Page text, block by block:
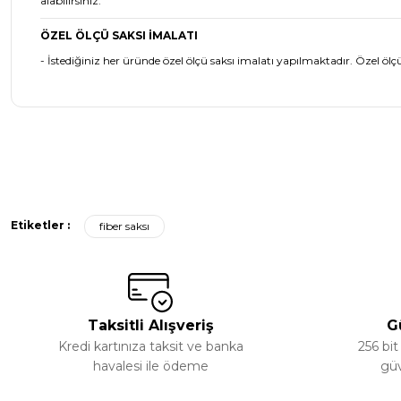
ÖZEL ÖLÇÜ SAKSI İMALATI
- İstediğiniz her üründe özel ölçü saksı imalatı yapılmaktadır. Özel
Ürün resmi kalitesiz, bozuk veya görüntülenemiyor.
Ürün bilgilerinde hatalar bulunuyor.
Ürün fiyatı diğer sitelerden daha pahalı.
Bu ürüne benzer farklı alternatifler olmalı.
Etiketler : fiber saksı
Taksitli Alışveriş
Kredi kartınıza taksit ve banka
havalesi ile ödeme
256 bit